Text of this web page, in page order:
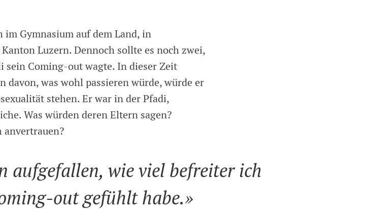
Gymnasium auf dem Land, in
Luzern. Dennoch sollte es noch zwei,
sein Coming-out wagte. In dieser Zeit
davon, was wohl passieren würde, würde er
stehen. Er war in der Pfadi,
Was würden deren Eltern sagen?
anvertrauen?
aufgefallen, wie viel befreiter ich
out gefühlt habe.»